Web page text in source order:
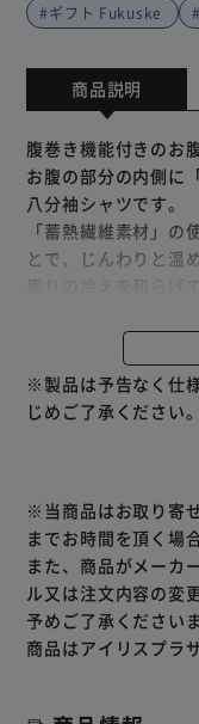
#ギフト Fukuske
商品説明
腹巻き機能付きのお
お腹の部分の内側に
八分袖シャツです。
「蓄熱繊維素材」の
とで、じんわりと温
アウターから見えに
袖になっているので
スタイムにもおすす
※製品は予告なく仕
じめご了承ください。
※当商品はお取り寄
までお時間を頂く場
また、商品がメーカ
ル又は注文内容の変
予めご了承ください
商品はアイリスプラ